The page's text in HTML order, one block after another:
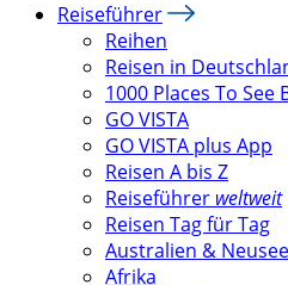
Reiseführer
Reihen
Reisen in
1000 Places To See
GO VISTA
GO VISTA plus App
Reisen A bis Z
Reiseführer weltweit
Reisen Tag für Tag
Australien &
Afrika